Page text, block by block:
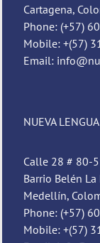
Cartagena,
Phone: (+57)
Mobile: +(57)
Email:
NUEVA
Calle 28 # 80-
Barrio Belén La
Medellín,
Phone: (+57)
Mobile: +(57)